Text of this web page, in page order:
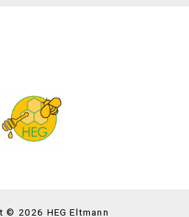
© 2026 HEG Eltmann